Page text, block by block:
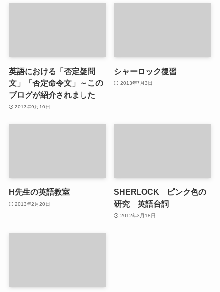
英語における「否定疑問
文」「否定命令文」～この
ブログが紹介されました
2013年9月10日
シャーロック復習
2013年7月3日
H先生の英語教室
2013年2月20日
SHERLOCK ピンク色の
研究 英語台詞
2012年8月18日